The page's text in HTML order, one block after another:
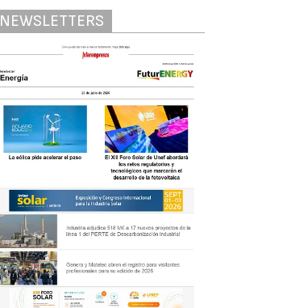
NEWSLETTERS